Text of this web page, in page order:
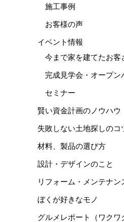
施工事例
お客様の声
イベント情報
今まで家を建てたお客
完成見学会・オープン
セミナー
賢い資金計画のノウハウ
失敗しない土地探しのコ
材料、製品の選び方
設計・デザインのこと
リフォーム・メンテナン
ぼくが好きなモノ
グルメレポート（ワクワ